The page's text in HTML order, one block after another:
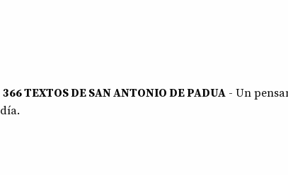
366 TEXTOS DE SAN ANTONIO DE PADUA- Un
día.